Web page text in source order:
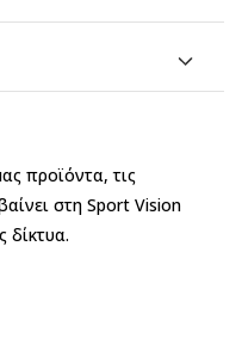
προϊόντα, τις
στη Sport Vision
δίκτυα.